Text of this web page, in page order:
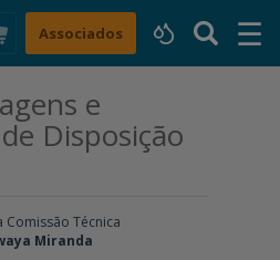
Associados ☰
×
e
Disposição
Técnica
Miranda